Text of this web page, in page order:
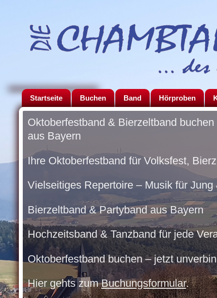
Startseite Buchen Band Hörproben
Oktoberfestband & Bierzeltband
aus Bayern
Ihre Oktoberfestband für Volksfest,
Vielseitiges Repertoire – Musik für Jung
Bierzeltband & Partyband aus Bayern
Hochzeitsband & Tanzband für jede
Oktoberfestband buchen – jetzt
Hier gehts zumBuchungsformular.